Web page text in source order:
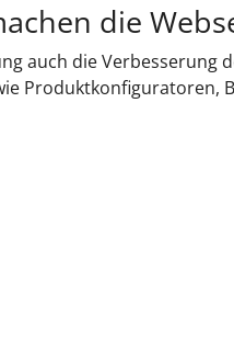
die
auch die Verbesserung
Produktkonfiguratoren,